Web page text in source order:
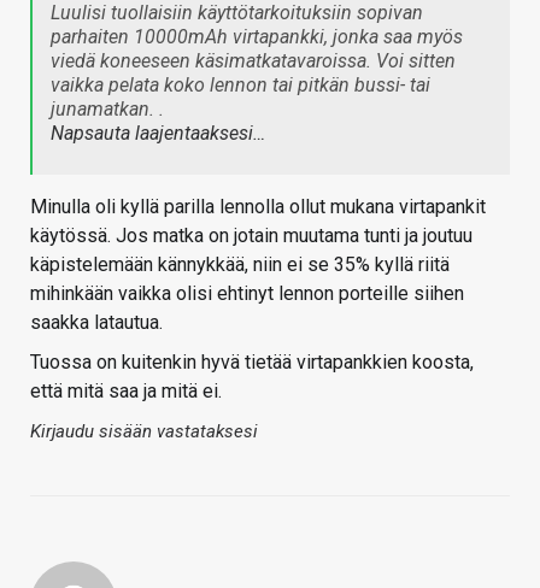
Luulisi tuollaisiin käyttötarkoituksiin sopivan
parhaiten 10000mAh virtapankki, jonka saa myös
viedä koneeseen käsimatkatavaroissa. Voi sitten
vaikka pelata koko lennon tai pitkän bussi- tai
junamatkan. .
Napsauta laajentaaksesi…
Minulla oli kyllä parilla lennolla ollut mukana virtapankit
käytössä. Jos matka on jotain muutama tunti ja joutuu
käpistelemään kännykkää, niin ei se 35% kyllä riitä
mihinkään vaikka olisi ehtinyt lennon porteille siihen
saakka latautua.
Tuossa on kuitenkin hyvä tietää virtapankkien koosta,
että mitä saa ja mitä ei.
Kirjaudu sisään vastataksesi